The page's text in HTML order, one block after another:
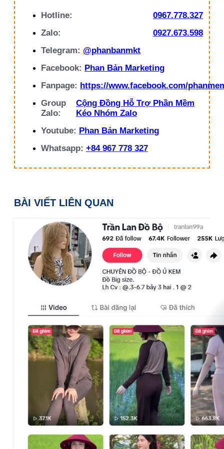
Hotline:
0967.778.327
Zalo:
0927.673.598
Telegram: @phanbanmkt
Facebook: Phan Bản Marketing
Fanpage: https://www.facebook.com/
Group
Zalo:
Cộng Đồng Hỗ Trợ Phần Mềm
Kéo Nhóm Zalo
Youtube: Phan Bản Marketing
Whatsapp: +84 967 778 327
BÀI VIẾT LIÊN QUAN